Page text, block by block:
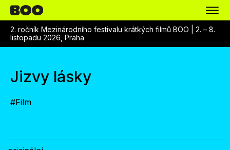
2. ročník Mezinárodního festivalu krátkých filmů BOO | 2. – 8.
listopadu 2026, Praha
Jizvy lásky
#Film